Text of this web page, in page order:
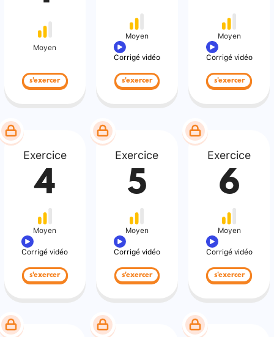
Moyen
s'exercer
Moyen
Corrigé vidéo
s'exercer
Moyen
Corrigé vidéo
s'exercer
Exercice
4
Moyen
Corrigé vidéo
s'exercer
Exercice
5
Moyen
Corrigé vidéo
s'exercer
Exercice
6
Moyen
Corrigé vidéo
s'exercer